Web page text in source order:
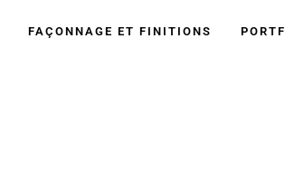
FAÇONNAGE ET FINITIONS